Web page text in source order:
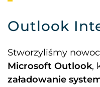
Outlook
Stworzyliśmy
Microsoft Outlook,
załadowanie